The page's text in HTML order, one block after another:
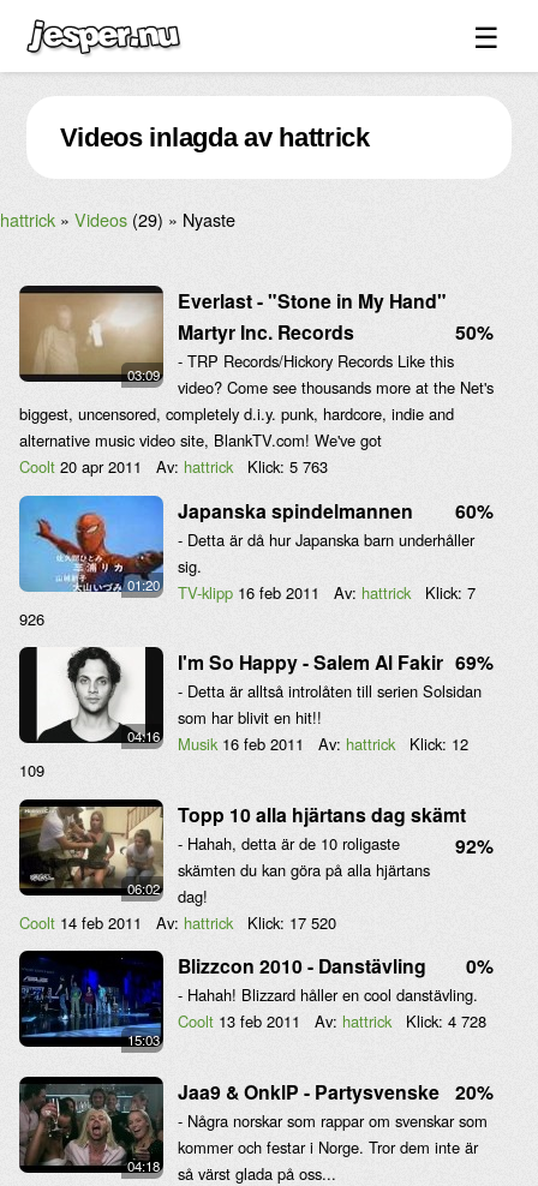
☰
Spel ↓
Bilder ↓
Forum ↓
Länkar
Blandat ↓
Om sidan ↓
Videos inlagda av hattrick
hattrick Videos (29) Nyaste
03:09
Everlast - "Stone in My Hand"
Martyr Inc. Records
50%
- TRP Records/Hickory Records Like this
video? Come see thousands more at the Net's
biggest, uncensored, completely d.i.y. punk, hardcore, indie and
alternative music video site, BlankTV.com! We've got
Coolt 20 apr 2011 Av: hattrick Klick: 5 763
01:20
Japanska spindelmannen 60%
- Detta är då hur Japanska barn underhåller
sig.
TV-klipp 16 feb 2011 Av: hattrick Klick: 7
926
04:16
I'm So Happy - Salem Al Fakir 69%
- Detta är alltså introlåten till serien Solsidan
som har blivit en hit!!
Musik 16 feb 2011 Av: hattrick Klick: 12
109
06:02
Topp 10 alla hjärtans dag skämt
92%
- Hahah, detta är de 10 roligaste
skämten du kan göra på alla hjärtans
dag!
Coolt 14 feb 2011 Av: hattrick Klick: 17 520
15:03
Blizzcon 2010 - Danstävling 0%
- Hahah! Blizzard håller en cool danstävling.
Coolt 13 feb 2011 Av: hattrick Klick: 4 728
04:18
Jaa9 & OnklP - Partysvenske 20%
- Några norskar som rappar om svenskar som
kommer och festar i Norge. Tror dem inte är
så värst glada på oss...